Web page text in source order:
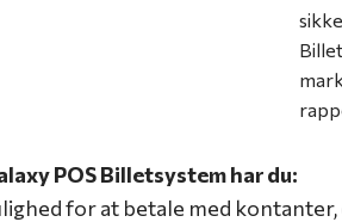
POS Billetsystem har du:
for at betale med